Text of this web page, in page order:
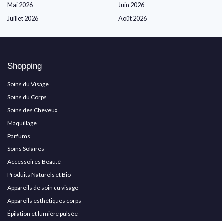
Mai 2026
Juin 2026
Juillet 2026
Août 2026
Shopping
Soins du Visage
Soins du Corps
Soins des Cheveux
Maquillage
Parfums
Soins Solaires
Accessoires Beauté
Produits Naturels et Bio
Appareils de soin du visage
Appareils esthétiques corps
Épilation et lumière pulsée